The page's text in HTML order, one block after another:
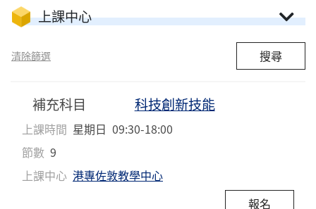
上課中心
清除篩選 搜尋
補充科目 科技創新技能
上課時間 星期日 09:30-18:00
節數 9
上課中心 港專佐敦教學中心
報名